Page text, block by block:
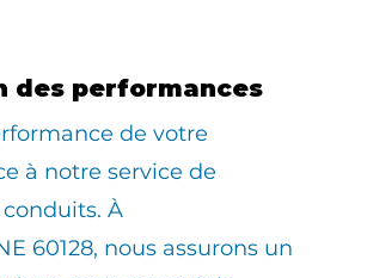
des performances
de votre
à notre service de
À
60128, nous assurons un